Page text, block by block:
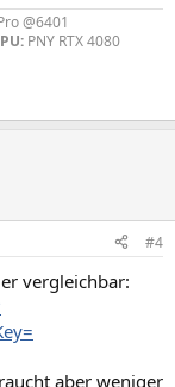
@6401
PNY RTX 4080
#4
vergleichbar:
aber weniger